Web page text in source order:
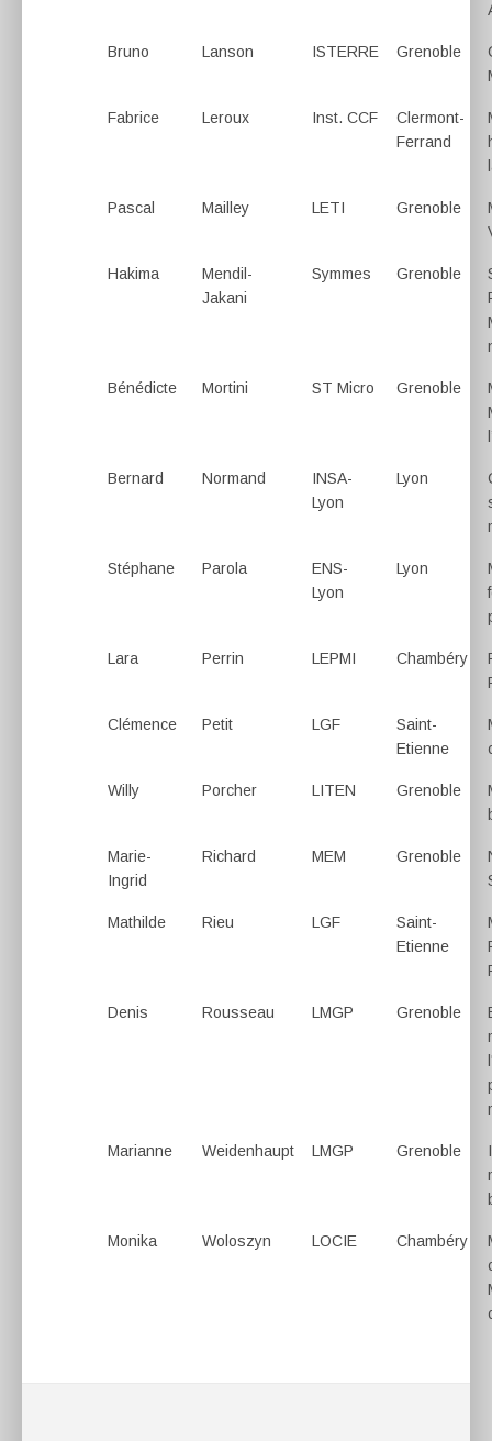
Bruno Lanson ISTERRE Grenoble
Fabrice Leroux Inst. CCF
Clermont-
Ferrand
Pascal Mailley LETI Grenoble
Hakima
Mendil-
Jakani
Symmes Grenoble
Bénédicte Mortini ST Micro Grenoble
Bernard Normand
INSA-
Lyon
Lyon
Stéphane Parola
ENS-
Lyon
Lyon
Lara Perrin LEPMI Chambéry
Clémence Petit LGF
Saint-
Etienne
Willy Porcher LITEN Grenoble
Marie-
Ingrid
Richard MEM Grenoble
Mathilde Rieu LGF
Saint-
Etienne
Denis Rousseau LMGP Grenoble
Marianne Weidenhaupt LMGP Grenoble
Monika Woloszyn LOCIE Chambéry